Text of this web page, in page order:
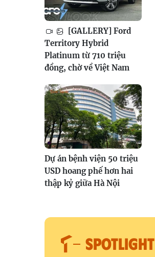
[GALLERY] Ford
Territory Hybrid
Platinum từ 710 triệu
đồng, chờ về Việt Nam
Dự án bệnh viện 50 triệu
USD hoang phế hơn hai
thập kỷ giữa Hà Nội
SPOTLIGHT